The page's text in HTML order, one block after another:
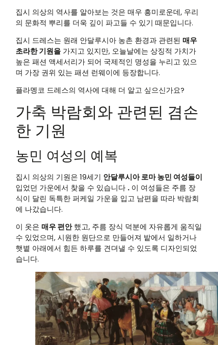
집시 의상의 역사를 알아보는 것은 매우 흥미로운데, 우리
의 문화적 뿌리를 더욱 깊이 파고들 수 있기 때문입니다.
집시 드레스는 원래 안달루시아 농촌 환경과 관련된 매우
초라한 기원을 가지고 있지만, 오늘날에는 상징적 가치가
높은 패션 액세서리가 되어 국제적인 명성을 누리고 있으
며 가장 권위 있는 패션 런웨이에 등장합니다.
플라멩코 드레스의 역사에 대해 더 알고 싶으신가요?
가축 박람회와 관련된 겸손
한 기원
농민 여성의 예복
집시 의상의 기원은 19세기 안달루시아 로마 농민 여성들이
입었던 가운에서 찾을 수 있습니다 . 이 여성들은 주름 장
식이 달린 독특한 퍼케일 가운을 입고 남편을 따라 박람회
에 나갔습니다.
이 옷은 매우 편안했고, 주름 장식 덕분에 자유롭게 움직일
수 있었으며, 시원한 원단으로 만들어져 밭에서 일하거나
햇볕 아래에서 힘든 하루를 견뎌낼 수 있도록 디자인되었
습니다.